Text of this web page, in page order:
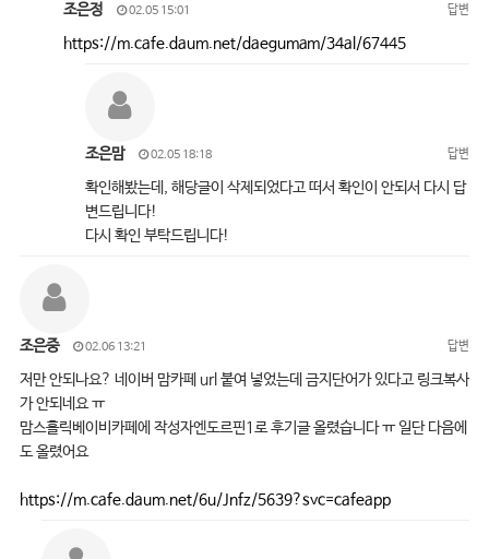
조은정 02.05 15:01 답변
https://m.cafe.daum.net/daegumam/34al/67445
조은맘 02.05 18:18 답변
확인해봤는데, 해당글이 삭제되었다고 떠서 확인이 안되서 다시 답
변드립니다!
다시 확인 부탁드립니다!
조은중 02.06 13:21 답변
저만 안되나요? 네이버 맘카페 url 붙여 넣었는데 금지단어가 있다고 링크복사
가 안되네요 ㅠ
맘스홀릭베이비카페에 작성자엔도르핀1로 후기글 올렸습니다 ㅠ 일단 다음에
도 올렸어요
https://m.cafe.daum.net/6u/Jnfz/5639?svc=cafeapp